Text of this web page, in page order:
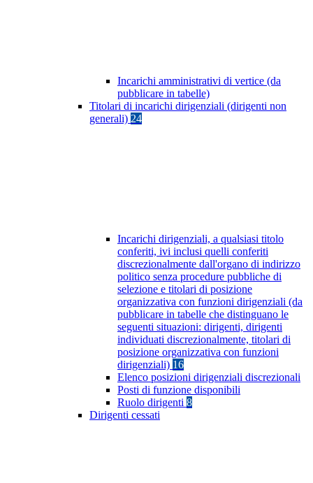
Incarichi amministrativi di vertice (da
pubblicare in tabelle)
Titolari di incarichi dirigenziali (dirigenti non
generali) 24
Incarichi dirigenziali, a qualsiasi titolo
conferiti, ivi inclusi quelli conferiti
discrezionalmente dall'organo di indirizzo
politico senza procedure pubbliche di
selezione e titolari di posizione
organizzativa con funzioni dirigenziali (da
pubblicare in tabelle che distinguano le
seguenti situazioni: dirigenti, dirigenti
individuati discrezionalmente, titolari di
posizione organizzativa con funzioni
dirigenziali) 16
Elenco posizioni dirigenziali discrezionali
Posti di funzione disponibili
Ruolo dirigenti 8
Dirigenti cessati